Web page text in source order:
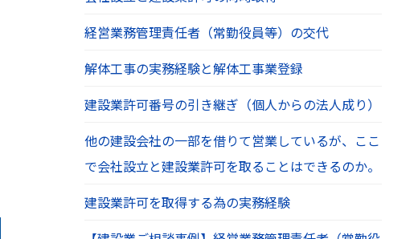
経営業務管理責任者（常勤役員等）の交代
解体工事の実務経験と解体工事業登録
建設業許可番号の引き継ぎ（個人からの法人成り）
他の建設会社の一部を借りて営業しているが、ここ
で会社設立と建設業許可を取ることはできるのか。
建設業許可を取得する為の実務経験